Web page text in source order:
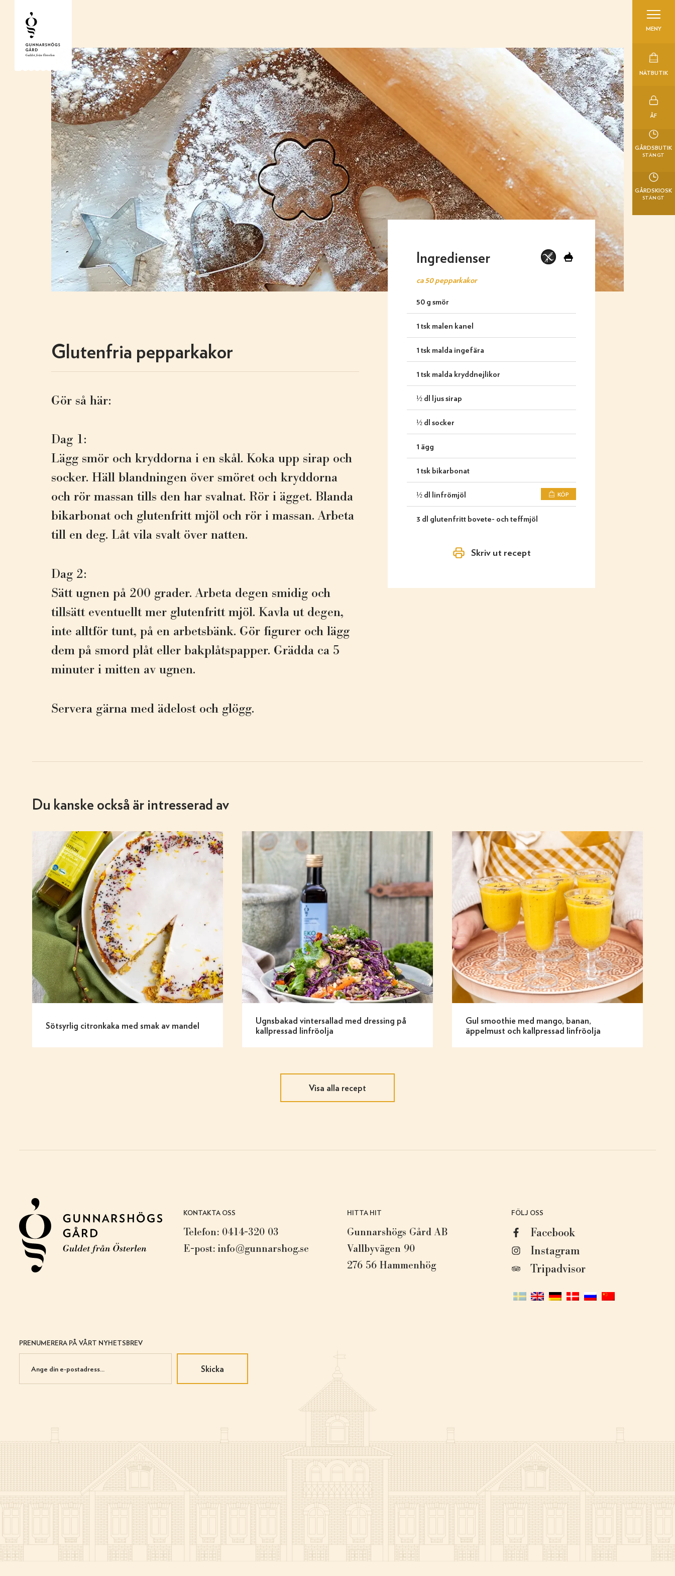
MENY
NÄTBUTIK
ÅF
GÅRDSBUTIK
STÄNGT
GÅRDSKIOSK
STÄNGT
Glutenfria pepparkakor
Gör så här:
Dag 1:
Lägg smör och kryddorna i en skål. Koka upp sirap och
socker. Häll blandningen över smöret och kryddorna
och rör massan tills den har svalnat. Rör i ägget. Blanda
bikarbonat och glutenfritt mjöl och rör i massan. Arbeta
till en deg. Låt vila svalt över natten.
Dag 2:
Sätt ugnen på 200 grader. Arbeta degen smidig och
tillsätt eventuellt mer glutenfritt mjöl. Kavla ut degen,
inte alltför tunt, på en arbetsbänk. Gör figurer och lägg
dem på smord plåt eller bakplåtspapper. Grädda ca 5
minuter i mitten av ugnen.
Servera gärna med ädelost och glögg.
Ingredienser
ca 50 pepparkakor
50 g smör
1 tsk malen kanel
1 tsk malda ingefära
1 tsk malda kryddnejlikor
½ dl ljus sirap
½ dl socker
1 ägg
1 tsk bikarbonat
½ dl linfrömjöl
KÖP
3 dl glutenfritt bovete- och teffmjöl
Skriv ut recept
Du kanske också är intresserad av
Sötsyrlig citronkaka med smak av mandel Ugnsbakad vintersallad med dressing på
kallpressad linfröolja
Gul smoothie med mango, banan,
äppelmust och kallpressad linfröolja
Visa alla recept
KONTAKTA OSS
Telefon: 0414-320 03
E-post: info@gunnarshog.se
HITTA HIT
Gunnarshögs Gård AB
Vallbyvägen 90
276 56 Hammenhög
FÖLJ OSS
Facebook
Instagram
Tripadvisor
PRENUMERERA PÅ VÅRT NYHETSBREV
Skicka